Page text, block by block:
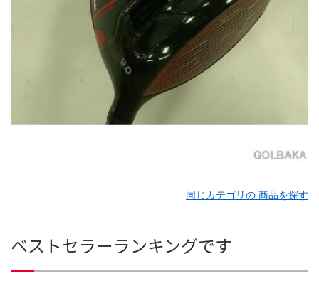
同じカテゴリの 商品を探す
ベストセラーランキングです